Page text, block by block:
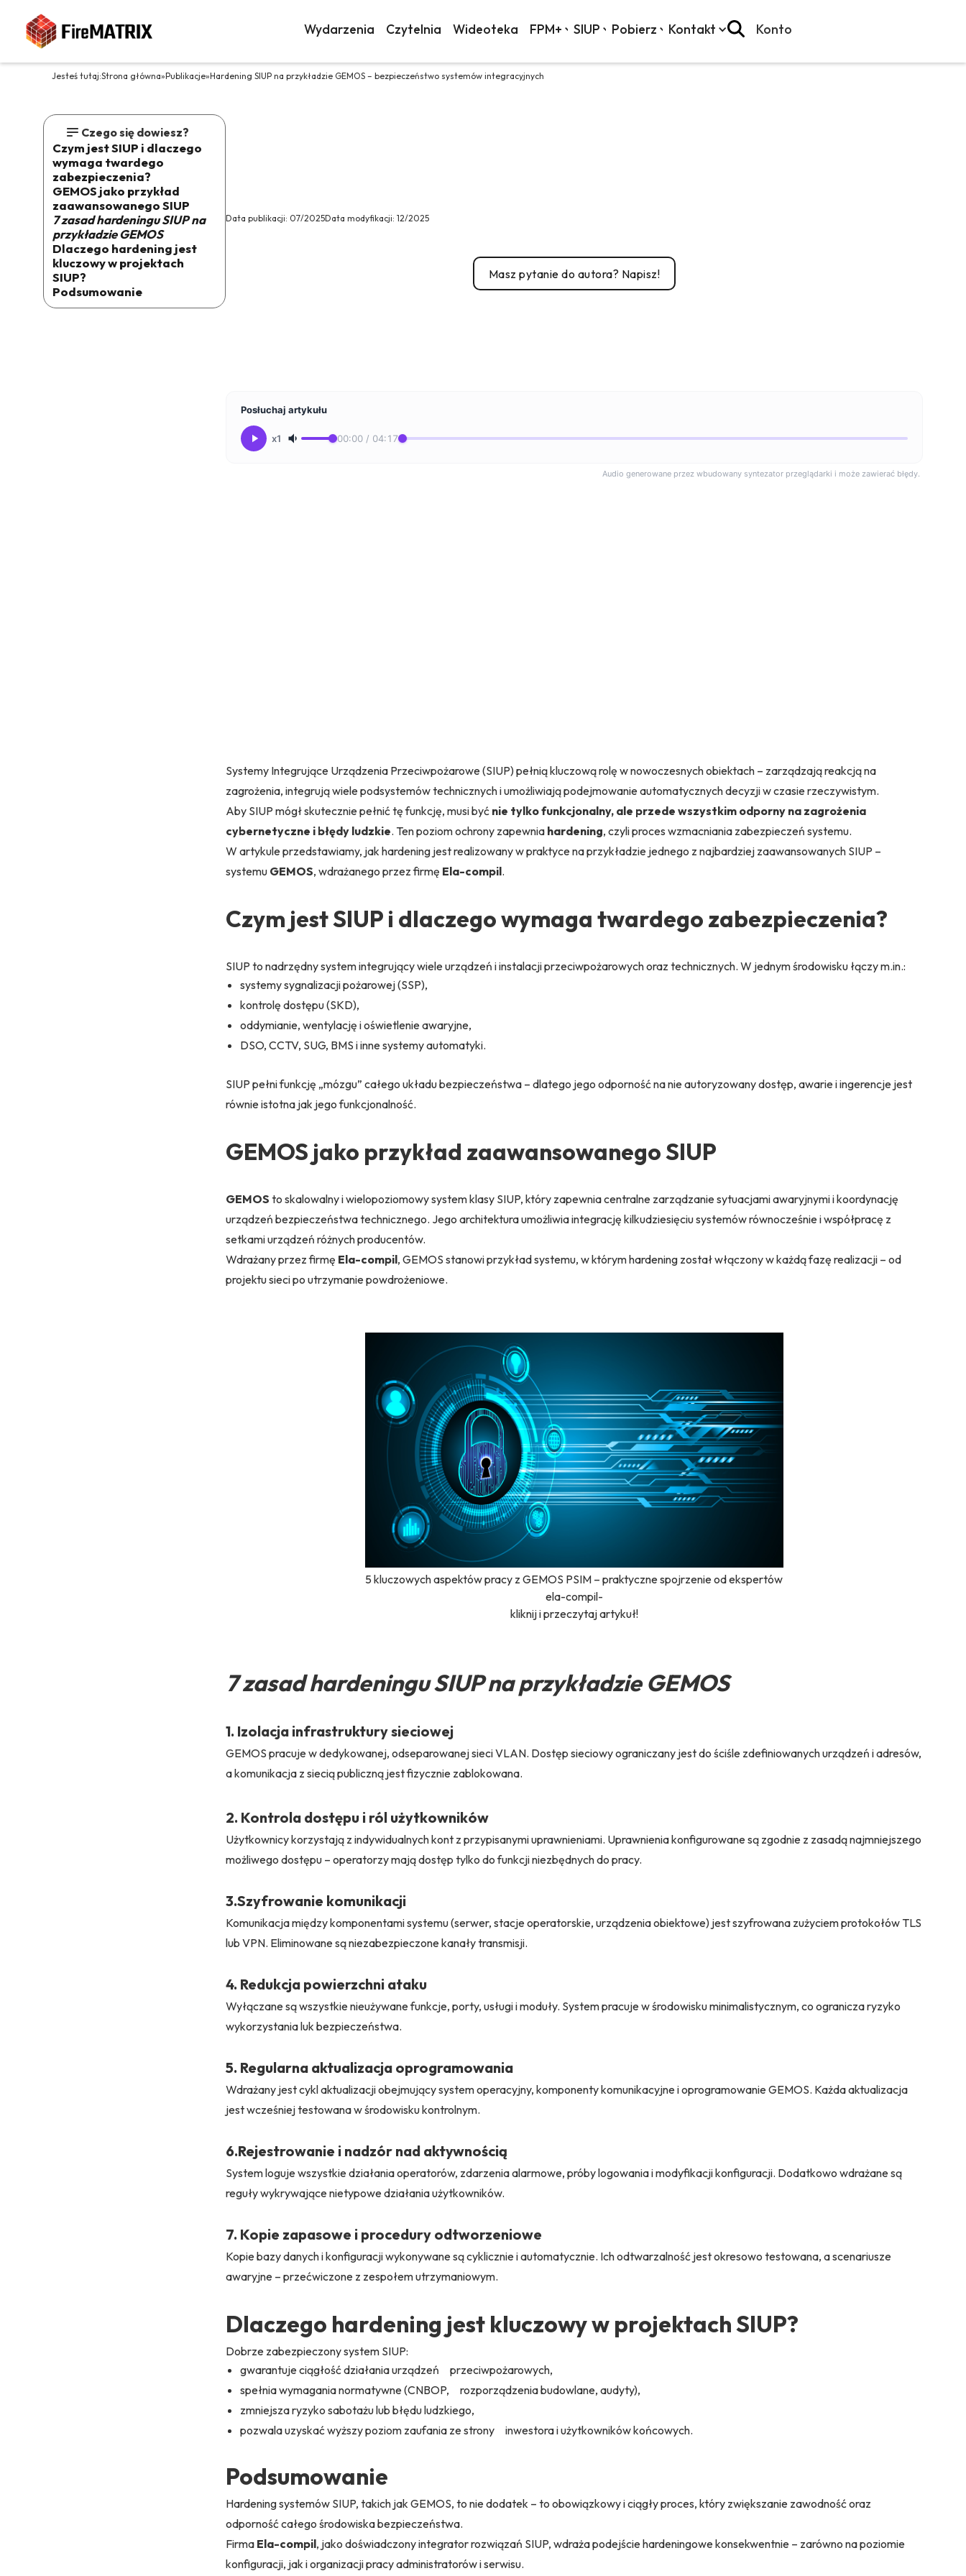
Wydarzenia Czytelnia Wideoteka FPM+ SIUP Pobierz Kontakt Konto
Jesteś tutaj:Strona główna»Publikacje»Hardening SIUP na przykładzie GEMOS – bezpieczeństwo systemów integracyjnych
Data publikacji: 07/2025Data modyfikacji: 12/2025
Masz pytanie do autora? Napisz!
Posłuchaj artykułu
x1 00:00 / 04:17
Audio generowane przez wbudowany syntezator przeglądarki i może zawierać błędy.
Systemy Integrujące Urządzenia Przeciwpożarowe (SIUP) pełnią kluczową rolę w nowoczesnych obiektach – zarządzają reakcją na
zagrożenia, integrują wiele podsystemów technicznych i umożliwiają podejmowanie automatycznych decyzji w czasie rzeczywistym.
Aby SIUP mógł skutecznie pełnić tę funkcję, musi być nie tylko funkcjonalny, ale przede wszystkim odporny na zagrożenia
cybernetyczne i błędy ludzkie. Ten poziom ochrony zapewnia hardening, czyli proces wzmacniania zabezpieczeń systemu.
W artykule przedstawiamy, jak hardening jest realizowany w praktyce na przykładzie jednego z najbardziej zaawansowanych SIUP –
systemu GEMOS, wdrażanego przez firmę Ela-compil.
Czym jest SIUP i dlaczego wymaga twardego zabezpieczenia?
SIUP to nadrzędny system integrujący wiele urządzeń i instalacji przeciwpożarowych oraz technicznych. W jednym środowisku łączy m.in.:
systemy sygnalizacji pożarowej (SSP),
kontrolę dostępu (SKD),
oddymianie, wentylację i oświetlenie awaryjne,
DSO, CCTV, SUG, BMS i inne systemy automatyki.
SIUP pełni funkcję „mózgu” całego układu bezpieczeństwa – dlatego jego odporność na nie autoryzowany dostęp, awarie i ingerencje jest
równie istotna jak jego funkcjonalność.
GEMOS jako przykład zaawansowanego SIUP
GEMOS to skalowalny i wielopoziomowy system klasy SIUP, który zapewnia centralne zarządzanie sytuacjami awaryjnymi i koordynację
urządzeń bezpieczeństwa technicznego. Jego architektura umożliwia integrację kilkudziesięciu systemów równocześnie i współpracę z
setkami urządzeń różnych producentów.
Wdrażany przez firmę Ela-compil, GEMOS stanowi przykład systemu, w którym hardening został włączony w każdą fazę realizacji – od
projektu sieci po utrzymanie powdrożeniowe.
5 kluczowych aspektów pracy z GEMOS PSIM – praktyczne spojrzenie od ekspertów
ela-compil-
kliknij i przeczytaj artykuł!
7 zasad hardeningu SIUP na przykładzie GEMOS
1. Izolacja infrastruktury sieciowej
GEMOS pracuje w dedykowanej, odseparowanej sieci VLAN. Dostęp sieciowy ograniczany jest do ściśle zdefiniowanych urządzeń i adresów,
a komunikacja z siecią publiczną jest fizycznie zablokowana.
2. Kontrola dostępu i ról użytkowników
Użytkownicy korzystają z indywidualnych kont z przypisanymi uprawnieniami. Uprawnienia konfigurowane są zgodnie z zasadą najmniejszego
możliwego dostępu – operatorzy mają dostęp tylko do funkcji niezbędnych do pracy.
3.Szyfrowanie komunikacji
Komunikacja między komponentami systemu (serwer, stacje operatorskie, urządzenia obiektowe) jest szyfrowana zużyciem protokołów TLS
lub VPN. Eliminowane są niezabezpieczone kanały transmisji.
4. Redukcja powierzchni ataku
Wyłączane są wszystkie nieużywane funkcje, porty, usługi i moduły. System pracuje w środowisku minimalistycznym, co ogranicza ryzyko
wykorzystania luk bezpieczeństwa.
5. Regularna aktualizacja oprogramowania
Wdrażany jest cykl aktualizacji obejmujący system operacyjny, komponenty komunikacyjne i oprogramowanie GEMOS. Każda aktualizacja
jest wcześniej testowana w środowisku kontrolnym.
6.Rejestrowanie i nadzór nad aktywnością
System loguje wszystkie działania operatorów, zdarzenia alarmowe, próby logowania i modyfikacji konfiguracji. Dodatkowo wdrażane są
reguły wykrywające nietypowe działania użytkowników.
7. Kopie zapasowe i procedury odtworzeniowe
Kopie bazy danych i konfiguracji wykonywane są cyklicznie i automatycznie. Ich odtwarzalność jest okresowo testowana, a scenariusze
awaryjne – przećwiczone z zespołem utrzymaniowym.
Dlaczego hardening jest kluczowy w projektach SIUP?
Dobrze zabezpieczony system SIUP:
gwarantuje ciągłość działania urządzeń przeciwpożarowych,
spełnia wymagania normatywne (CNBOP, rozporządzenia budowlane, audyty),
zmniejsza ryzyko sabotażu lub błędu ludzkiego,
pozwala uzyskać wyższy poziom zaufania ze strony inwestora i użytkowników końcowych.
Podsumowanie
Hardening systemów SIUP, takich jak GEMOS, to nie dodatek – to obowiązkowy i ciągły proces, który zwiększanie zawodność oraz
odporność całego środowiska bezpieczeństwa.
Firma Ela-compil, jako doświadczony integrator rozwiązań SIUP, wdraża podejście hardeningowe konsekwentnie – zarówno na poziomie
konfiguracji, jak i organizacji pracy administratorów i serwisu.
Czego się dowiesz?
Czym jest SIUP i dlaczego
wymaga twardego
zabezpieczenia?
GEMOS jako przykład
zaawansowanego SIUP
7 zasad hardeningu SIUP na
przykładzie GEMOS
Dlaczego hardening jest
kluczowy w projektach
SIUP?
Podsumowanie